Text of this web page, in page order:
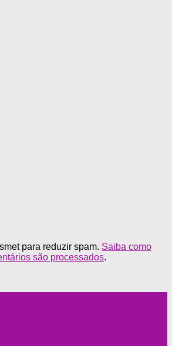
para reduzir spam. Saiba como
são processados.